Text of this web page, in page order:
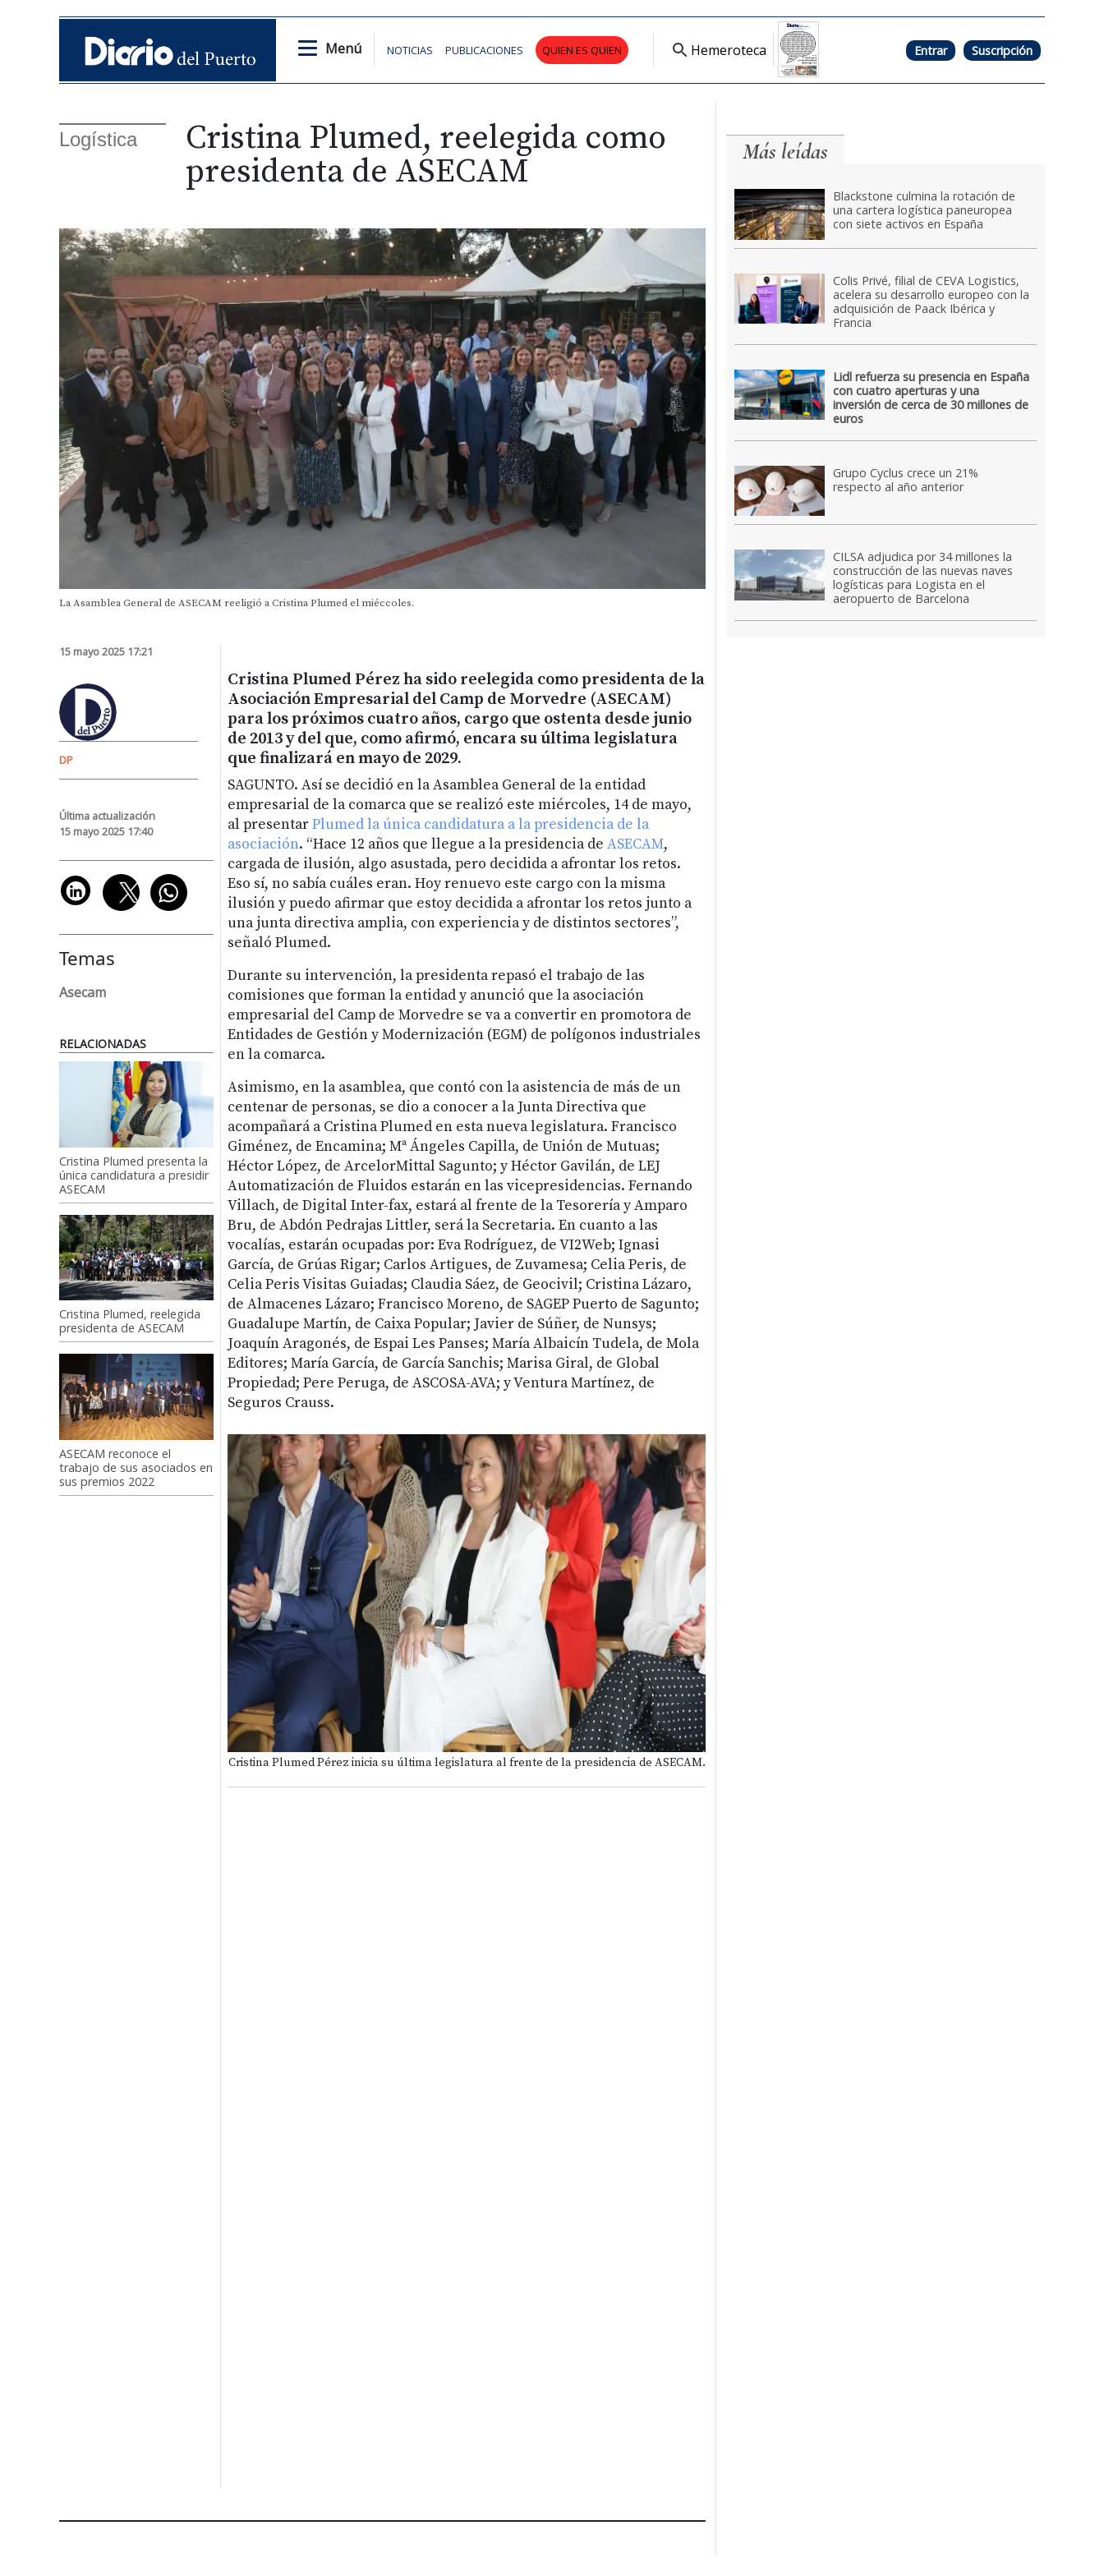
Menú NOTICIAS PUBLICACIONES QUIEN ES QUIEN Hemeroteca Entrar Suscripción
Logística
Cristina Plumed, reelegida como
presidenta de ASECAM
La Asamblea General de ASECAM reeligió a Cristina Plumed el miéccoles.
15 mayo 2025 17:21
DP
Última actualización
15 mayo 2025 17:40
Temas
Asecam
RELACIONADAS
Cristina Plumed presenta la
única candidatura a presidir
ASECAM
Cristina Plumed, reelegida
presidenta de ASECAM
ASECAM reconoce el
trabajo de sus asociados en
sus premios 2022
Cristina Plumed Pérez ha sido reelegida como presidenta de la
Asociación Empresarial del Camp de Morvedre (ASECAM)
para los próximos cuatro años, cargo que ostenta desde junio
de 2013 y del que, como afirmó, encara su última legislatura
que finalizará en mayo de 2029.
SAGUNTO. Así se decidió en la Asamblea General de la entidad
empresarial de la comarca que se realizó este miércoles, 14 de mayo,
al presentarPlumed la única candidatura a la presidencia de la
asociación. “Hace 12 años que llegue a la presidencia de ASECAM,
cargada de ilusión, algo asustada, pero decidida a afrontar los retos.
Eso sí, no sabía cuáles eran. Hoy renuevo este cargo con la misma
ilusión y puedo afirmar que estoy decidida a afrontar los retos junto a
una junta directiva amplia, con experiencia y de distintos sectores”,
señaló Plumed.
Durante su intervención, la presidenta repasó el trabajo de las
comisiones que forman la entidad y anunció que la asociación
empresarial del Camp de Morvedre se va a convertir en promotora de
Entidades de Gestión y Modernización (EGM) de polígonos industriales
en la comarca.
Asimismo, en la asamblea, que contó con la asistencia de más de un
centenar de personas, se dio a conocer a la Junta Directiva que
acompañará a Cristina Plumed en esta nueva legislatura. Francisco
Giménez, de Encamina; Mª Ángeles Capilla, de Unión de Mutuas;
Héctor López, de ArcelorMittal Sagunto; y Héctor Gavilán, de LEJ
Automatización de Fluidos estarán en las vicepresidencias. Fernando
Villach, de Digital Inter-fax, estará al frente de la Tesorería y Amparo
Bru, de Abdón Pedrajas Littler, será la Secretaria. En cuanto a las
vocalías, estarán ocupadas por: Eva Rodríguez, de VI2Web; Ignasi
García, de Grúas Rigar; Carlos Artigues, de Zuvamesa; Celia Peris, de
Celia Peris Visitas Guiadas; Claudia Sáez, de Geocivil; Cristina Lázaro,
de Almacenes Lázaro; Francisco Moreno, de SAGEP Puerto de Sagunto;
Guadalupe Martín, de Caixa Popular; Javier de Súñer, de Nunsys;
Joaquín Aragonés, de Espai Les Panses; María Albaicín Tudela, de Mola
Editores; María García, de García Sanchis; Marisa Giral, de Global
Propiedad; Pere Peruga, de ASCOSA-AVA; y Ventura Martínez, de
Seguros Crauss.
Cristina Plumed Pérez inicia su última legislatura al frente de la presidencia de ASECAM.
Más leídas
Blackstone culmina la rotación de
una cartera logística paneuropea
con siete activos en España
Colis Privé, filial de CEVA Logistics,
acelera su desarrollo europeo con la
adquisición de Paack Ibérica y
Francia
Lidl refuerza su presencia en España
con cuatro aperturas y una
inversión de cerca de 30 millones de
euros
Grupo Cyclus crece un 21%
respecto al año anterior
CILSA adjudica por 34 millones la
construcción de las nuevas naves
logísticas para Logista en el
aeropuerto de Barcelona